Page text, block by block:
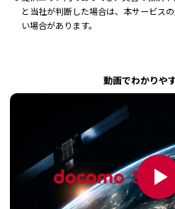
と当社が判断した場合は、本サービス
い場合があります。
動画でわかりや